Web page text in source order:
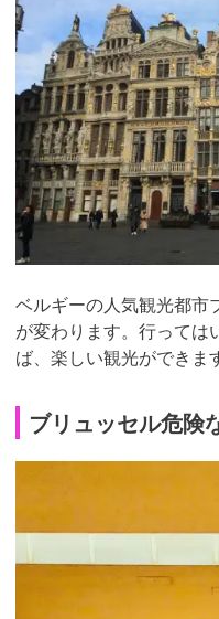
ベルギーの人気観光都市
が変わります。行っては
ば、楽しい観光ができま
ブリュッセル危険